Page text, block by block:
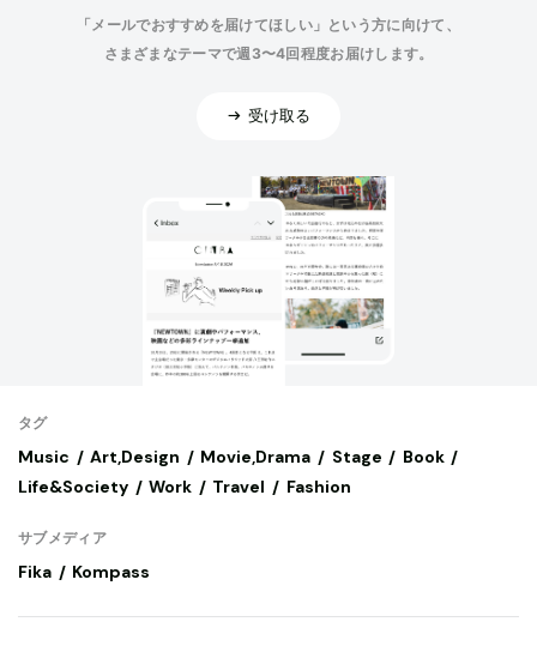
「メールでおすすめを届けてほしい」という方に向けて、
さまざまなテーマで週3〜4回程度お届けします。
受け取る
タグ
Music Art,Design Movie,Drama Stage
Book
Life&Society
Work Travel Fashion
サブメディア
Fika Kompass